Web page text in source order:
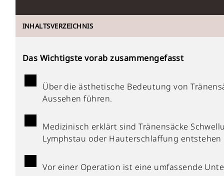
INHALTSVERZEICHNIS
Das Wichtigste vorab zusammengefasst
Über die ästhetische Bedeutung von
Aussehen führen.
Medizinisch erklärt sind Tränensäcke
Lymphstau oder Hauterschlaffung entstehen
Vor einer Operation ist eine umfassende